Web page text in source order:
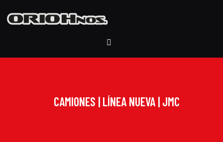
CAMIONES | LÍNEA NUEVA | JMC